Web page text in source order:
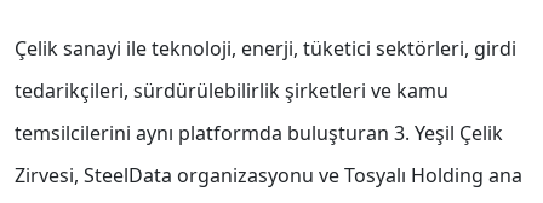
Çelik sanayi ile teknoloji, enerji, tüketici sektörleri, girdi
tedarikçileri, sürdürülebilirlik şirketleri ve kamu
temsilcilerini aynı platformda buluşturan 3. Yeşil Çelik
Zirvesi, SteelData organizasyonu ve Tosyalı Holding ana